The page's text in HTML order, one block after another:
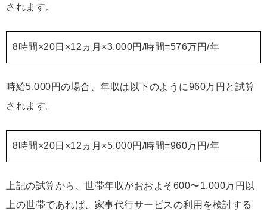
されます。
8時間×20日×12ヵ月×3,000円/時間=576万円/年
時給5,000円の場合、年収は以下のように960万円と試算
されます。
8時間×20日×12ヵ月×5,000円/時間=960万円/年
上記の試算から、世帯年収がおおよそ600〜1,000万円以
上の世帯であれば、家事代行サービスの利用を検討する